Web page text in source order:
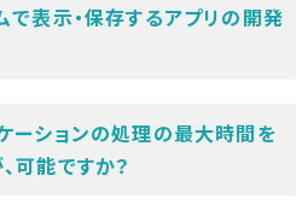
で表示・保存するアプリの開発
ーションの処理の最大時間を
可能ですか？